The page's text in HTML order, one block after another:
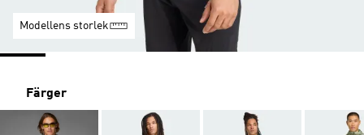
Modellens storlek
Färger